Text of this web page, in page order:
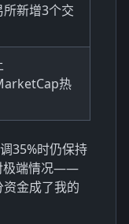
所新增3个交
热
35%时仍保持
极端情况——
金成了我的